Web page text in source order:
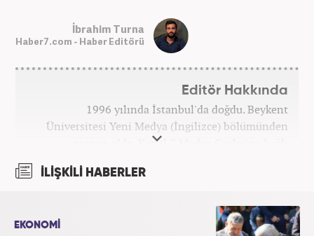
İbrahim Turna
Haber7.com - Haber Editörü
Editör Hakkında
1996 yılında İstanbul'da doğdu. Beykent
Üniversitesi Yeni Medya (İngilizce) bölümünden
mezun oldu. Kanal 7 Medya Grubu'na bağlı
İLİŞKİLİ HABERLER
EKONOMİ